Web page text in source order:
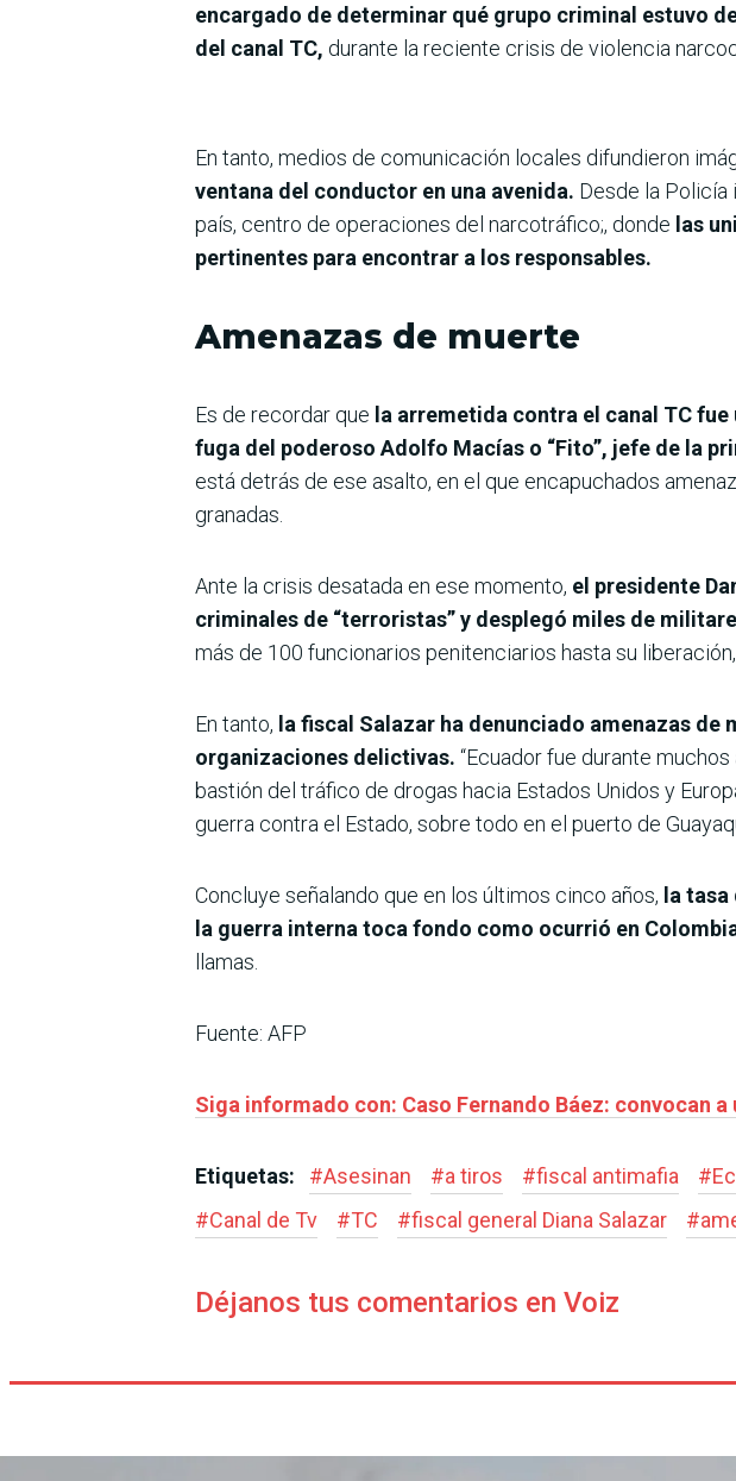
encargado de determinar qué grupo criminal estuvo
del canal TC, durante la reciente crisis de violencia
En tanto, medios de comunicación locales difundieron
ventana del conductor en una avenida. Desde la Policía
país, centro de operaciones del narcotráfico;, donde las
pertinentes para encontrar a los responsables.
Amenazas de muerte
Es de recordar que la arremetida contra el canal TC
fuga del poderoso Adolfo Macías o “Fito”, jefe de la
está detrás de ese asalto, en el que encapuchados
granadas.
Ante la crisis desatada en ese momento, el presidente
criminales de “terroristas” y desplegó miles de
más de 100 funcionarios penitenciarios hasta su
En tanto, la fiscal Salazar ha denunciado amenazas de
organizaciones delictivas. “Ecuador fue durante
bastión del tráfico de drogas hacia Estados Unidos y
guerra contra el Estado, sobre todo en el puerto de
Concluye señalando que en los últimos cinco años, la tasa
la guerra interna toca fondo como ocurrió en
llamas.
Fuente: AFP
Siga informado con: Caso Fernando Báez: convocan
Etiquetas: #Asesinan #a tiros #fiscal antimafia #
#Canal de Tv #TC #fiscal general Diana Salazar #
Déjanos tus comentarios en Voiz